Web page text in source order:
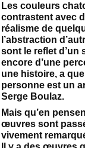
Les couleurs
contrastent avec
réalisme de
l’abstraction
sont le reflet d’un
encore d’une
une histoire, a
personne est un
Serge Boulaz.
Mais qu’en
œuvres sont
vivement